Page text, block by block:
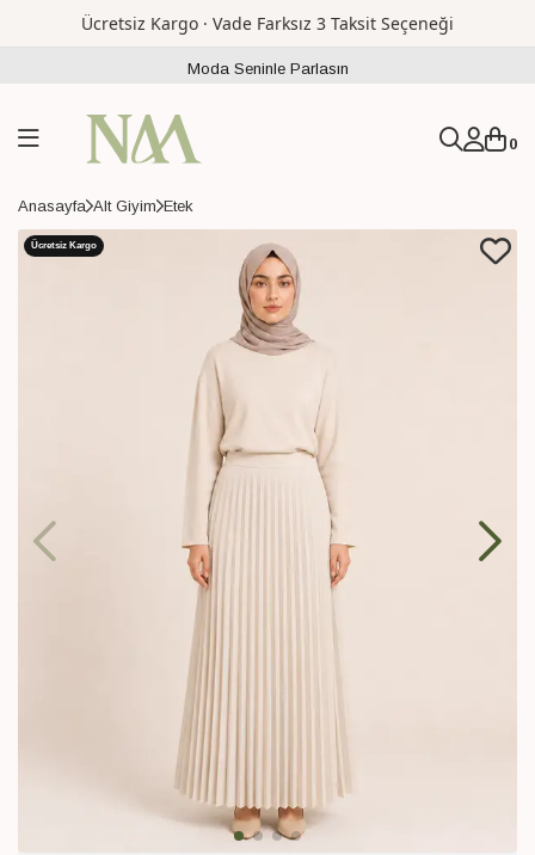
Ücretsiz Kargo · Vade Farksız 3 Taksit Seçeneği
Moda Seninle Parlasın
0
Anasayfa Alt Giyim Etek
Ücretsiz Kargo